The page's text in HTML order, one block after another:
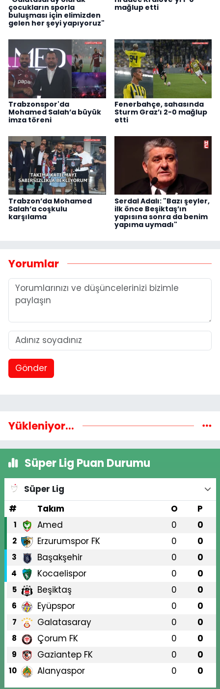
çocukların sporla
buluşması için elimizden
gelen her şeyi yapıyoruz"
mağlup etti
Trabzonspor'da
Mohamed Salah’a büyük
imza töreni
Fenerbahçe, sahasında
Sturm Graz’ı 2-0 mağlup
etti
Trabzon’da Mohamed
Salah’a coşkulu
karşılama
Serdal Adalı: "Bazı şeyler,
ilk önce Beşiktaş’ın
yapısına sonra da benim
yapıma uymadı"
Yorumlar
Gönder
Yükleniyor...
Süper Lig Puan Durumu
Süper Lig
#
Takım O P
1 Amed 0 0
2 Erzurumspor FK 0 0
3 Başakşehir 0 0
4 Kocaelispor 0 0
5 Beşiktaş 0 0
6 Eyüpspor 0 0
7 Galatasaray 0 0
8 Çorum FK 0 0
9 Gaziantep FK 0 0
10 Alanyaspor 0 0